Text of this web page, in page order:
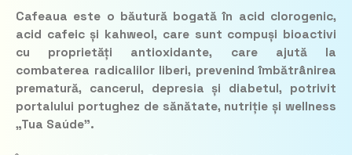
Cafeaua este o băutură bogată în acid clorogenic,
acid cafeic și kahweol, care sunt compuși bioactivi
cu proprietăți antioxidante, care ajută la
combaterea radicalilor liberi, prevenind îmbătrânirea
prematură, cancerul, depresia și diabetul, potrivit
portalului portughez de sănătate, nutriție și wellness
„Tua Saúde”.